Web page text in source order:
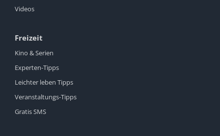
Videos
Freizeit
Kino & Serien
Experten-Tipps
Leichter leben Tipps
Veranstaltungs-Tipps
Gratis SMS